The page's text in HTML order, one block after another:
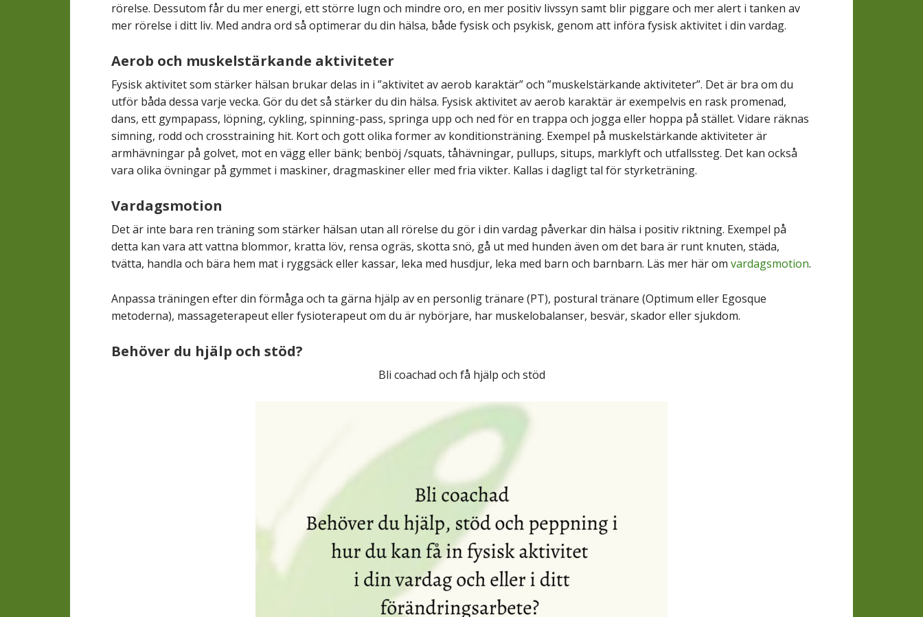
rörelse. Dessutom får du mer energi, ett större lugn och mindre oro, en mer positiv livssyn samt blir piggare och mer alert i tanken av
mer rörelse i ditt liv. Med andra ord så optimerar du din hälsa, både fysisk och psykisk, genom att införa fysisk aktivitet i din vardag.
Aerob och muskelstärkande aktiviteter
Fysisk aktivitet som stärker hälsan brukar delas in i ”aktivitet av aerob karaktär” och ”muskelstärkande aktiviteter”. Det är bra om du
utför båda dessa varje vecka. Gör du det så stärker du din hälsa. Fysisk aktivitet av aerob karaktär är exempelvis en rask promenad,
dans, ett gympapass, löpning, cykling, spinning-pass, springa upp och ned för en trappa och jogga eller hoppa på stället. Vidare räknas
simning, rodd och crosstraining hit. Kort och gott olika former av konditionsträning. Exempel på muskelstärkande aktiviteter är
armhävningar på golvet, mot en vägg eller bänk; benböj /squats, tåhävningar, pullups, situps, marklyft och utfallssteg. Det kan också
vara olika övningar på gymmet i maskiner, dragmaskiner eller med fria vikter. Kallas i dagligt tal för styrketräning.
Vardagsmotion
Det är inte bara ren träning som stärker hälsan utan all rörelse du gör i din vardag påverkar din hälsa i positiv riktning. Exempel på
detta kan vara att vattna blommor, kratta löv, rensa ogräs, skotta snö, gå ut med hunden även om det bara är runt knuten, städa,
tvätta, handla och bära hem mat i ryggsäck eller kassar, leka med husdjur, leka med barn och barnbarn. Läs mer här om vardagsmotion.
Anpassa träningen efter din förmåga och ta gärna hjälp av en personlig tränare (PT), postural tränare (Optimum eller Egosque
metoderna), massageterapeut eller fysioterapeut om du är nybörjare, har muskelobalanser, besvär, skador eller sjukdom.
Behöver du hjälp och stöd?
Bli coachad och få hjälp och stöd